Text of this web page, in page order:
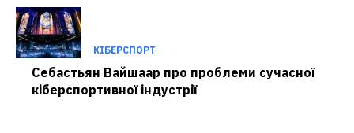
КІБЕРСПОРТ
Себастьян Вайшаар про проблеми сучасної
кіберспортивної індустрії